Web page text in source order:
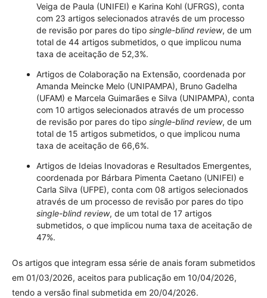
Veiga de Paula (UNIFEI) e Karina Kohl (UFRGS), conta
com 23 artigos selecionados através de um processo
de revisão por pares do tipo single-blind review, de um
total de 44 artigos submetidos, o que implicou numa
taxa de aceitação de 52,3%.
Artigos de Colaboração na Extensão, coordenada por
Amanda Meincke Melo (UNIPAMPA), Bruno Gadelha
(UFAM) e Marcela Guimarães e Silva (UNIPAMPA), conta
com 10 artigos selecionados através de um processo
de revisão por pares do tipo single-blind review, de um
total de 15 artigos submetidos, o que implicou numa
taxa de aceitação de 66,6%.
Artigos de Ideias Inovadoras e Resultados Emergentes,
coordenada por Bárbara Pimenta Caetano (UNIFEI) e
Carla Silva (UFPE), conta com 08 artigos selecionados
através de um processo de revisão por pares do tipo
single-blind review, de um total de 17 artigos
submetidos, o que implicou numa taxa de aceitação de
47%.
Os artigos que integram essa série de anais foram submetidos
em 01/03/2026, aceitos para publicação em 10/04/2026,
tendo a versão final submetida em 20/04/2026.